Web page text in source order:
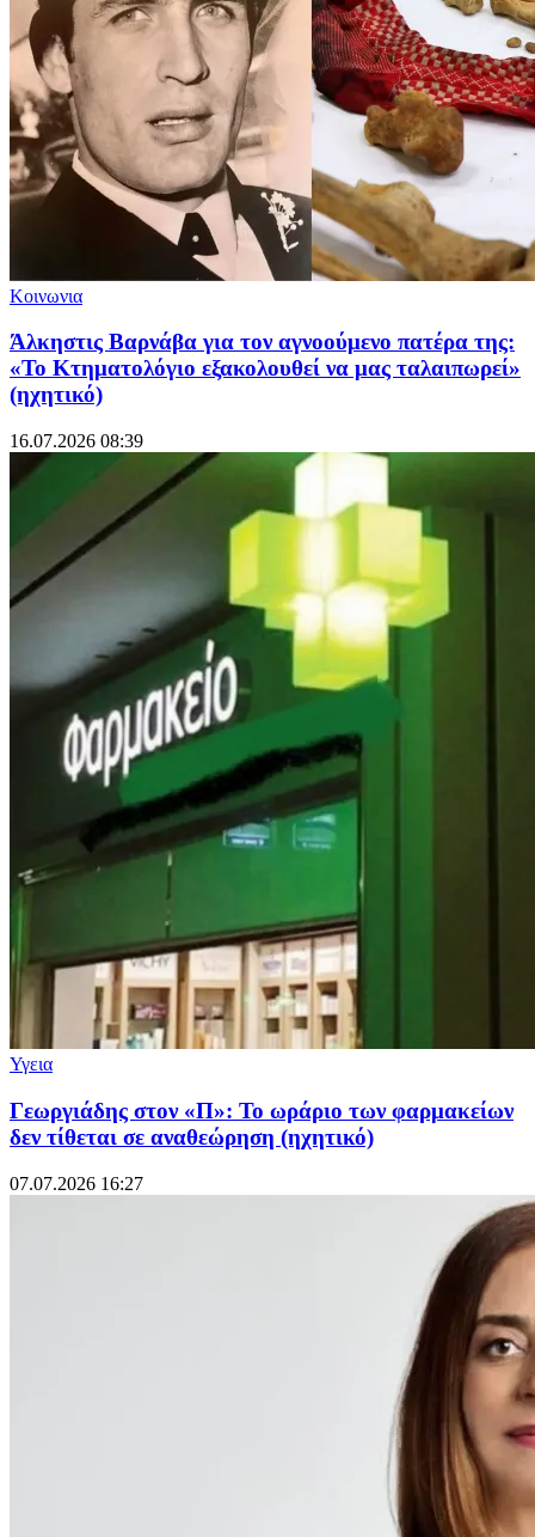
Κοινωνια
Άλκηστις Βαρνάβα για τον αγνοούμενο πατέρα της:
«Το Κτηματολόγιο εξακολουθεί να μας ταλαιπωρεί»
(ηχητικό)
16.07.2026 08:39
Υγεια
Γεωργιάδης στον «Π»: Το ωράριο των φαρμακείων
δεν τίθεται σε αναθεώρηση (ηχητικό)
07.07.2026 16:27